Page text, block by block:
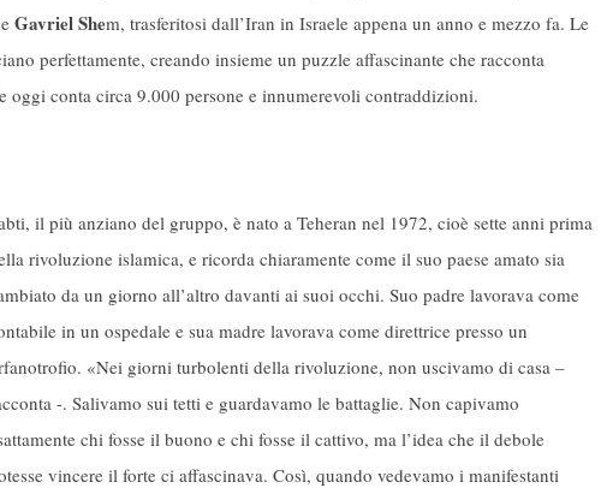
Gavriel Shem, trasferitosi dall’Iran in Israele appena un anno e mezzo fa. Le
perfettamente, creando insieme un puzzle affascinante che racconta
oggi conta circa 9.000 persone e innumerevoli contraddizioni.
il più anziano del gruppo, è nato a Teheran nel 1972, cioè sette anni prima
rivoluzione islamica, e ricorda chiaramente come il suo paese amato sia
da un giorno all’altro davanti ai suoi occhi. Suo padre lavorava come
in un ospedale e sua madre lavorava come direttrice presso un
«Nei giorni turbolenti della rivoluzione, non uscivamo di casa –
-. Salivamo sui tetti e guardavamo le battaglie. Non capivamo
chi fosse il buono e chi fosse il cattivo, ma l’idea che il debole
vincere il forte ci affascinava. Così, quando vedevamo i manifestanti